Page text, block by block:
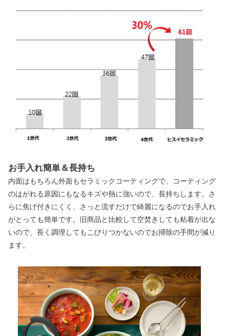
お手入れ簡単＆長持ち
内面はもちろん外面もセラミックコーティングで、コーティング
のはがれる原因にもなるキズや熱に強いので、長持ちします。さ
らに焦げ付きにくく、さっと流すだけで綺麗になるのでお手入れ
がとっても簡単です。旧商品と比較して空焚きしても粘着が出な
いので、長く調理してもこびりつかないのでお掃除の手間が減り
ます。